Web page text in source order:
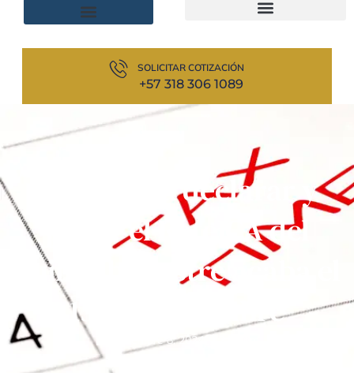
SOLICITAR COTIZACIÓN
+57 318 306 1089
Plazo para declarar y
pagar el ReteICA del
quinto bimestre acaba el
15 de noviembre
noviembre 8, 2024